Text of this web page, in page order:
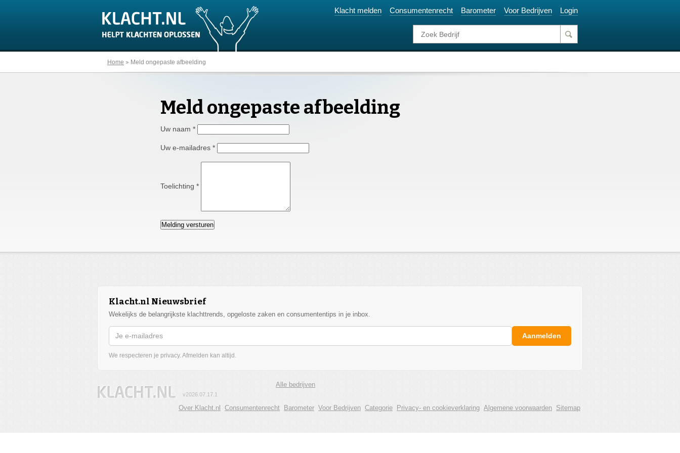
Klacht melden Consumentenrecht Barometer Voor Bedrijven Login
Home Meld ongepaste afbeelding
Meld ongepaste afbeelding
Uw naam *
Uw e-mailadres *
Toelichting *
Melding versturen
Klacht.nl Nieuwsbrief
Wekelijks de belangrijkste klachttrends, opgeloste zaken en consumententips in je inbox.
Aanmelden
We respecteren je privacy. Afmelden kan altijd.
Alle bedrijven
v2026.07.17.1
Over Klacht.nl Consumentenrecht Barometer Voor Bedrijven Categorie Privacy- en cookieverklaring Algemene voorwaarden Sitemap